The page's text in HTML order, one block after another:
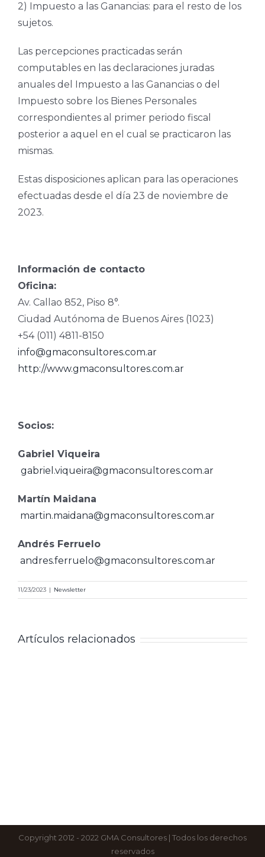
2) Impuesto a las Ganancias: para el resto de los
sujetos.
Las percepciones practicadas serán
computables en las declaraciones juradas
anuales del Impuesto a las Ganancias o del
Impuesto sobre los Bienes Personales
correspondientes al primer periodo fiscal
posterior a aquel en el cual se practicaron las
mismas.
Estas disposiciones aplican para las operaciones
efectuadas desde el día 23 de noviembre de
2023.
Información de contacto
Oficina:
Av. Callao 852, Piso 8°.
Ciudad Autónoma de Buenos Aires (1023)
+54 (011) 4811-8150
info@gmaconsultores.com.ar
http://www.gmaconsultores.com.ar
Socios:
Gabriel Viqueira
gabriel.viqueira@gmaconsultores.com.ar
Martín Maidana
martin.maidana@gmaconsultores.com.ar
Andrés Ferruelo
andres.ferruelo@gmaconsultores.com.ar
11/23/2023 | Newsletter
Artículos relacionados
Copyright 2012 - 2022 GMA Consultores | Todos los derechos
reservados